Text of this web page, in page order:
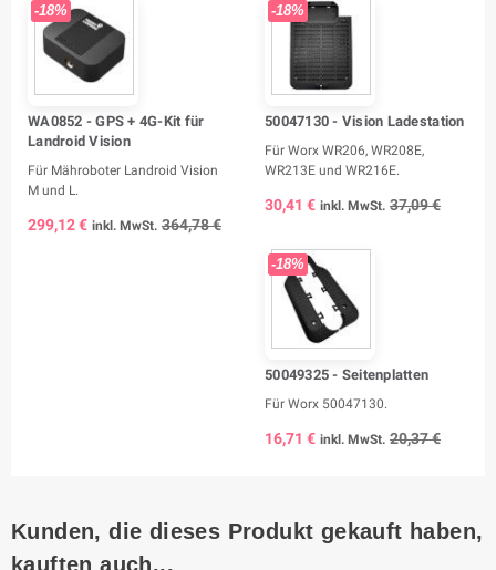
-18%
WA0852 - GPS + 4G-Kit für
Landroid Vision
Für Mähroboter Landroid Vision
M und L.
299,12 € inkl. MwSt. 364,78 €
-18%
50047130 - Vision Ladestation
Für Worx WR206, WR208E,
WR213E und WR216E.
30,41 € inkl. MwSt. 37,09 €
-18%
50049325 - Seitenplatten
Für Worx 50047130.
16,71 € inkl. MwSt. 20,37 €
Kunden, die dieses Produkt gekauft haben,
kauften auch...